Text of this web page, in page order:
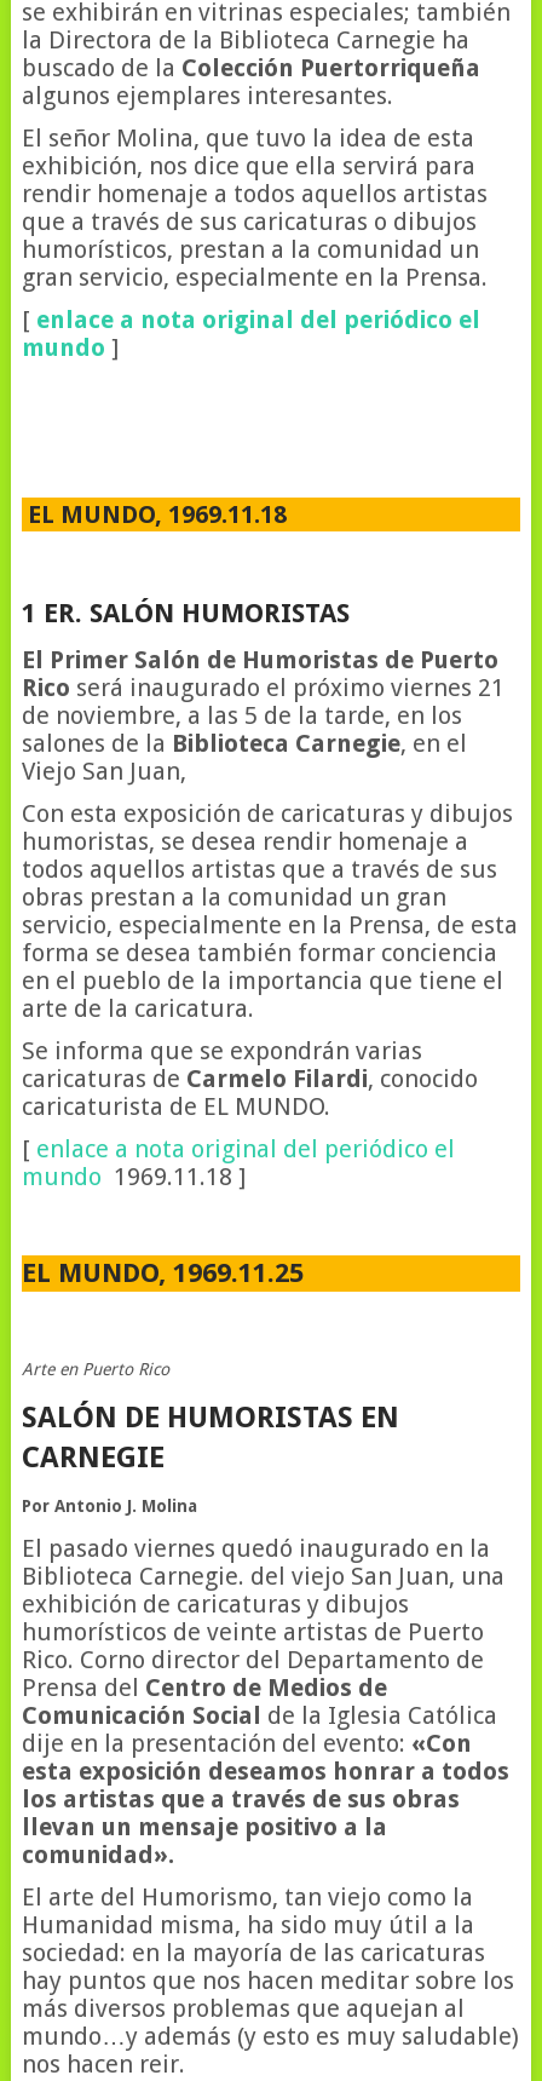
se exhibirán en vitrinas especiales; también
la Directora de la Biblioteca Carnegie ha
buscado de la Colección Puertorriqueña
algunos ejemplares interesantes.
El señor Molina, que tuvo la idea de esta
exhibición, nos dice que ella servirá para
rendir homenaje a todos aquellos artistas
que a través de sus caricaturas o dibujos
humorísticos, prestan a la comunidad un
gran servicio, especialmente en la Prensa.
[ enlace a nota original del periódico el
mundo ]
EL MUNDO, 1969.11.18
1 ER. SALÓN HUMORISTAS
El Primer Salón de Humoristas de Puerto
Rico será inaugurado el próximo viernes 21
de noviembre, a las 5 de la tarde, en los
salones de la Biblioteca Carnegie, en el
Viejo San Juan,
Con esta exposición de caricaturas y dibujos
humoristas, se desea rendir homenaje a
todos aquellos artistas que a través de sus
obras prestan a la comunidad un gran
servicio, especialmente en la Prensa, de esta
forma se desea también formar conciencia
en el pueblo de la importancia que tiene el
arte de la caricatura.
Se informa que se expondrán varias
caricaturas de Carmelo Filardi, conocido
caricaturista de EL MUNDO.
[ enlace a nota original del periódico el
mundo 1969.11.18 ]
EL MUNDO, 1969.11.25
Arte en Puerto Rico
SALÓN DE HUMORISTAS EN
CARNEGIE
Por Antonio J. Molina
El pasado viernes quedó inaugurado en la
Biblioteca Carnegie. del viejo San Juan, una
exhibición de caricaturas y dibujos
humorísticos de veinte artistas de Puerto
Rico. Corno director del Departamento de
Prensa del Centro de Medios de
Comunicación Social de la Iglesia Católica
dije en la presentación del evento: «Con
esta exposición deseamos honrar a todos
los artistas que a través de sus obras
llevan un mensaje positivo a la
comunidad».
El arte del Humorismo, tan viejo como la
Humanidad misma, ha sido muy útil a la
sociedad: en la mayoría de las caricaturas
hay puntos que nos hacen meditar sobre los
más diversos problemas que aquejan al
mundo…y además (y esto es muy saludable)
nos hacen reir.